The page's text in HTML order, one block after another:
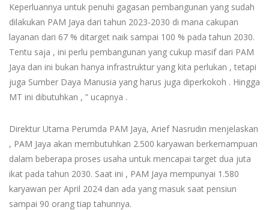
Keperluannya untuk penuhi gagasan pembangunan yang sudah
dilakukan PAM Jaya dari tahun 2023-2030 di mana cakupan
layanan dari 67 % ditarget naik sampai 100 % pada tahun 2030.
Tentu saja , ini perlu pembangunan yang cukup masif dari PAM
Jaya dan ini bukan hanya infrastruktur yang kita perlukan , tetapi
juga Sumber Daya Manusia yang harus juga diperkokoh . Hingga
MT ini dibutuhkan , ” ucapnya .
Direktur Utama Perumda PAM Jaya, Arief Nasrudin menjelaskan
, PAM Jaya akan membutuhkan 2.500 karyawan berkemampuan
dalam beberapa proses usaha untuk mencapai target dua juta
ikat pada tahun 2030. Saat ini , PAM Jaya mempunyai 1.580
karyawan per April 2024 dan ada yang masuk saat pensiun
sampai 90 orang tiap tahunnya.